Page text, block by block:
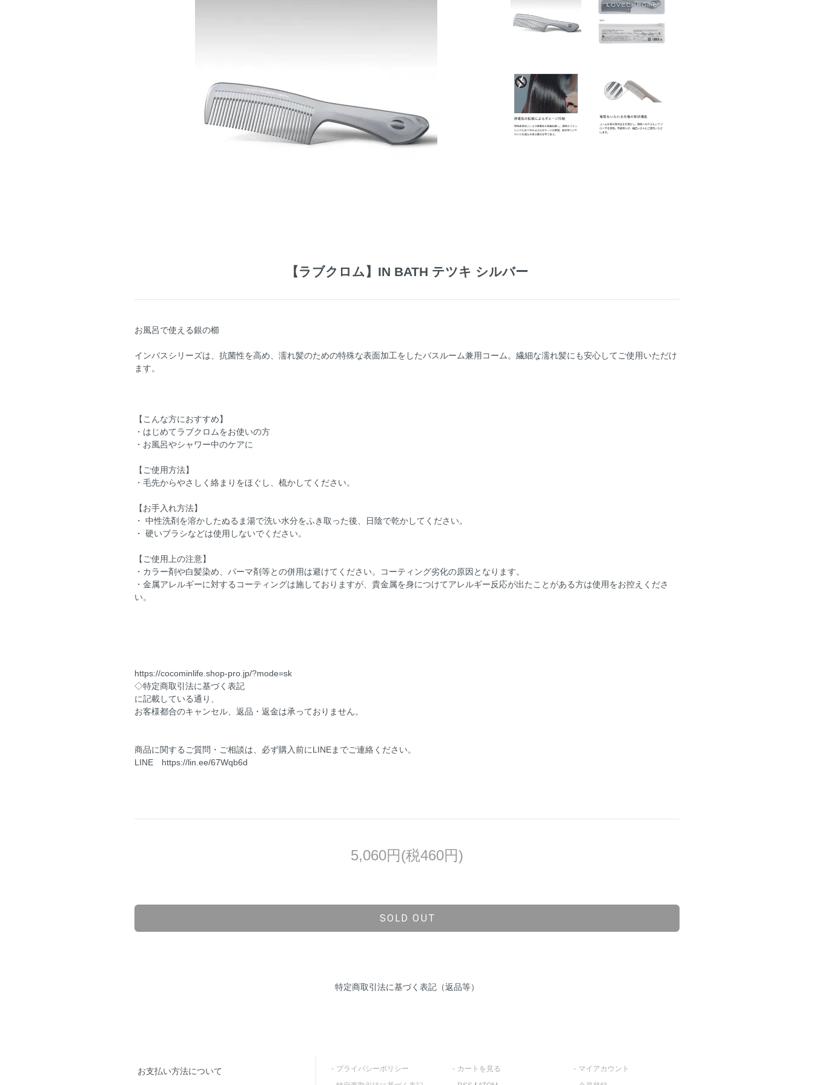
【ラブクロム】IN BATH テツキ シルバー
お風呂で使える銀の櫛
インバスシリーズは、抗菌性を高め、濡れ髪のための特殊な表面加工をしたバスルーム兼用コーム。繊細な濡れ髪にも安心してご使用いただけ
ます。
【こんな方におすすめ】
・はじめてラブクロムをお使いの方
・お風呂やシャワー中のケアに
【ご使用方法】
・毛先からやさしく絡まりをほぐし、梳かしてください。
【お手入れ方法】
・ 中性洗剤を溶かしたぬるま湯で洗い水分をふき取った後、日陰で乾かしてください。
・ 硬いブラシなどは使用しないでください。
【ご使用上の注意】
・カラー剤や白髪染め、パーマ剤等との併用は避けてください。コーティング劣化の原因となります。
・金属アレルギーに対するコーティングは施しておりますが、貴金属を身につけてアレルギー反応が出たことがある方は使用をお控えくださ
い。
https://cocominlife.shop-pro.jp/?mode=sk
◇特定商取引法に基づく表記
に記載している通り、
お客様都合のキャンセル、返品・返金は承っておりません。
商品に関するご質問・ご相談は、必ず購入前にLINEまでご連絡ください。
LINE https://lin.ee/67Wqb6d
5,060円(税460円)
SOLD OUT
特定商取引法に基づく表記（返品等）
お支払い方法について
プライバシーポリシー
カートを見る
マイアカウント